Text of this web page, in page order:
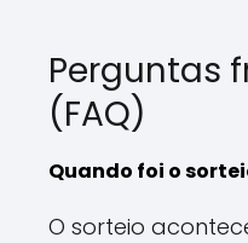
Perguntas
(FAQ)
Quando foi o
O sorteio